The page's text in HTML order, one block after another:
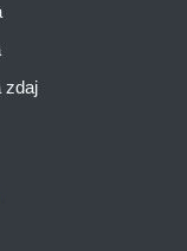
zdaj